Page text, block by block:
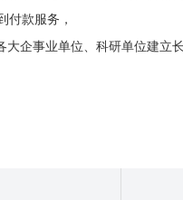
付款服务，
企事业单位、科研单位建立